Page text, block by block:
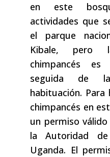
en este
actividades que
el parque
Kibale, pero
chimpancés
seguida de
habituación. Para
chimpancés en
un permiso
la Autoridad
Uganda. El